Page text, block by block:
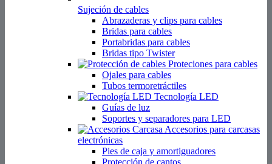
Soportes y separadores para LED
Accesorios para carcasas
electrónicas
Pies de caja y amortiguadores
Protección de cantos
Tapas
Soportes para carriles DIN
Servicio y Contacto
Servicio y contacto
Distribuidores
Distribución de Elcis para Alemania
Solicitud de reclamación (RMA)
Consulta
Consulta de producto
Consulta para piezas de recambio